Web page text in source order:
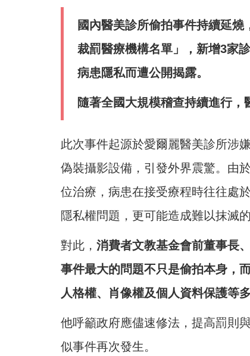
國內醫美診所偷拍事件持續延
裁罰醫療機構名單」，新增3家
病患隱私而遭公開揭露。
隨著全國大規模稽查持續進行，
此次事件起源於愛爾麗醫美診所涉
偽裝攝影設備，引發外界震驚。由
位治療，病患在接受療程時往往處
隱私權問題，更可能造成難以抹滅的
對此， 消費者文教基金會前董事長
事件最大的問題不只是偷拍本身，
人格權、肖像權及個人資料保護等
他呼籲政府應儘速修法，提高罰則
似事件再次發生。